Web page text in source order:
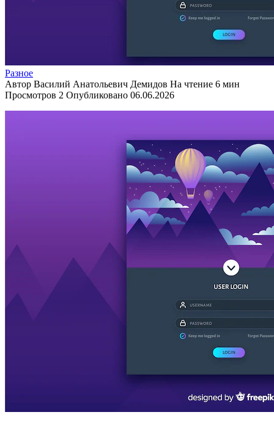
Разное
Автор Василий Анатольевич Демидов На чтение 6 мин
Просмотров 2 Опубликовано 06.06.2026